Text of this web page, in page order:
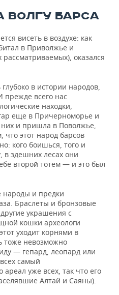
ВОЛГУ БАРСА
висеть в воздухе: как
в Приволжье и
оказался
в истории народов,
всего нас
находки,
еще в Причерноморье и
них и пришла в Поволжье,
что этот народ барсов
кого боишься, того и
в здешних лесах они
второй тотем — и это был
народы и предки
Браслеты и бронзовые
украшения с
кошки археологи
уходит корнями в
тоже невозможно
— гепард, леопард или
самый
уже всех, так что его
Алтай и Саяны).